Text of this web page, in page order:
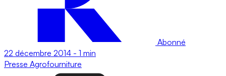
Abonné
22 décembre 2014 - 1 min
Presse Agrofourniture